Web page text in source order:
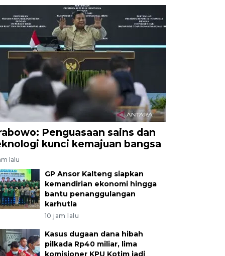
Penguasaan sains dan
kunci kemajuan bangsa
lalu
GP Ansor Kalteng siapkan
kemandirian ekonomi hingga
bantu penanggulangan
karhutla
10 jam lalu
Kasus dugaan dana hibah
pilkada Rp40 miliar, lima
komisioner KPU Kotim jadi